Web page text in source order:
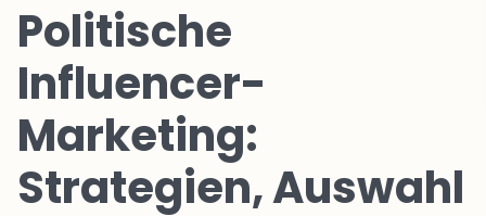
Politische
Influencer-
Marketing:
Strategien, Auswahl